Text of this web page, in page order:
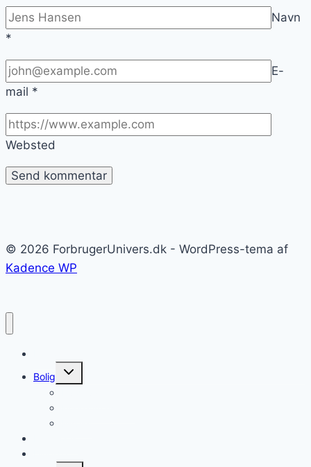
Navn
*
E-
mail *
Websted
© 2026 ForbrugerUnivers.dk - WordPress-tema af
Kadence WP
Bolig
Skift